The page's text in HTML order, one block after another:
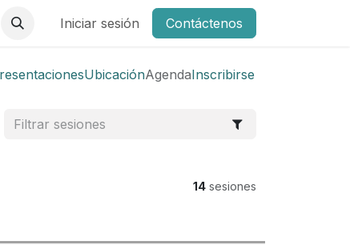
Iniciar sesión Contáctenos
UbicaciónAgendaInscribirse
14 sesiones